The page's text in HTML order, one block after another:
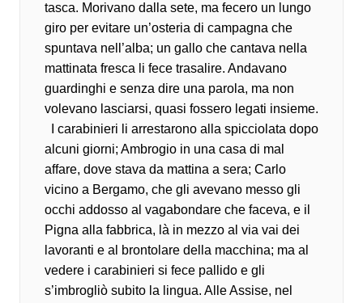
tasca. Morivano dalla sete, ma fecero un lungo
giro per evitare un’osteria di campagna che
spuntava nell’alba; un gallo che cantava nella
mattinata fresca li fece trasalire. Andavano
guardinghi e senza dire una parola, ma non
volevano lasciarsi, quasi fossero legati insieme.
I carabinieri li arrestarono alla spicciolata dopo
alcuni giorni; Ambrogio in una casa di mal
affare, dove stava da mattina a sera; Carlo
vicino a Bergamo, che gli avevano messo gli
occhi addosso al vagabondare che faceva, e il
Pigna alla fabbrica, là in mezzo al via vai dei
lavoranti e al brontolare della macchina; ma al
vedere i carabinieri si fece pallido e gli
s’imbrogliò subito la lingua. Alle Assise, nel